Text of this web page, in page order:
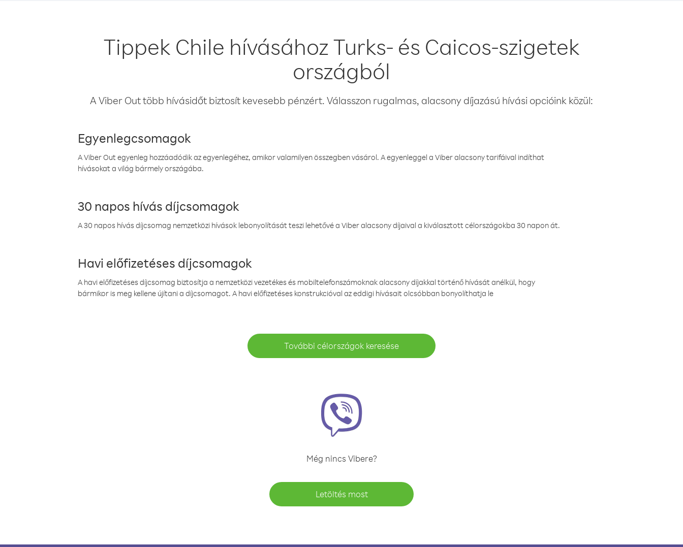
Tippek Chile hívásához Turks- és Caicos-szigetek
országból
A Viber Out több hívásidőt biztosít kevesebb pénzért. Válasszon rugalmas, alacsony díjazású hívási opcióink közül:
Egyenlegcsomagok
A Viber Out egyenleg hozzáadódik az egyenlegéhez, amikor valamilyen összegben vásárol. A egyenleggel a Viber alacsony tarifáival indíthat
hívásokat a világ bármely országába.
30 napos hívás díjcsomagok
A 30 napos hívás díjcsomag nemzetközi hívások lebonyolítását teszi lehetővé a Viber alacsony díjaival a kiválasztott célországokba 30 napon át.
Havi előfizetéses díjcsomagok
A havi előfizetéses díjcsomag biztosítja a nemzetközi vezetékes és mobiltelefonszámoknak alacsony díjakkal történő hívását anélkül, hogy
bármikor is meg kellene újítani a díjcsomagot. A havi előfizetéses konstrukcióval az eddigi hívásait olcsóbban bonyolíthatja le
További célországok keresése
Még nincs Vibere?
Letöltés most